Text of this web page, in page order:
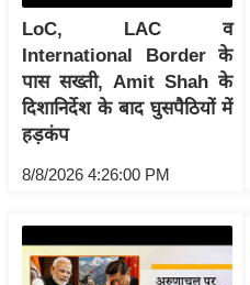
या
सा
हि
त्य
ज
ग
ऑ
टो
LoC, LAC व
International Border के
पास सख्ती, Amit Shah के
दिशानिर्देश के बाद घुसपैठियों में
हड़कंप
8/8/2026 4:26:00 PM